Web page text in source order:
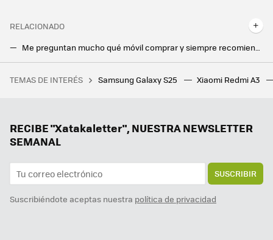
RELACIONADO
Me preguntan mucho qué móvil comprar y siempre recomiendo un Google Pixel. Sólo pido que miren una cosa antes de hacerlo
Ya sabemos cómo de fino será el Galaxy S25 Ultra: Ice Universe ha filtrado las dimensiones del próximo flagship de Samsung
MediaMarkt tira la casa por la ventana con sus reacondicionados: Xbox Series S tiene un precio para no dejar escapar
TEMAS DE INTERÉS Samsung Galaxy S25 Xiaomi Redmi A3
RECIBE "Xatakaletter", NUESTRA NEWSLETTER
SEMANAL
SUSCRIBIR
Suscribiéndote aceptas nuestra política de privacidad